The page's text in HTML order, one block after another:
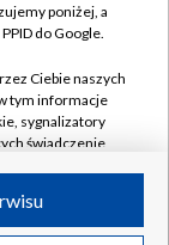
poniżej, a
do Google.
Ciebie naszych
tym informacje
sygnalizatory
świadczenie